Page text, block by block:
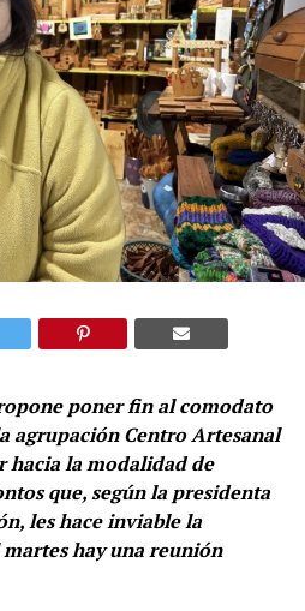
poner fin al comodato
agrupación Centro Artesanal
hacia la modalidad de
que, según la presidenta
les hace inviable la
hay una reunión